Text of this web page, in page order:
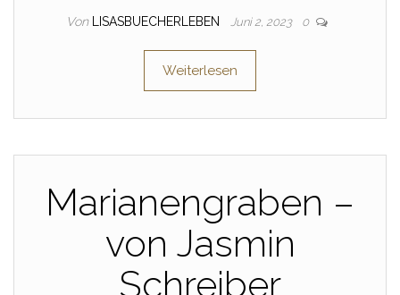
Von LISASBUECHERLEBEN Juni 2, 2023 0
Weiterlesen
Marianengraben –
von Jasmin
Schreiber